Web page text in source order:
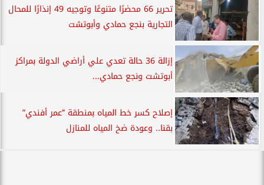
تحرير 66 محضرًا متنوعًا وتوجيه 49 إنذارًا للمحال
التجارية بنجع حمادي وأبوتشت
إزالة 36 حالة تعدي علي أراضي الدولة بمراكز
أبوتشت ونجع حمادي...
إصلاح كسر خط المياه بمنطقة ”عمر أفندي”
بقنا.. وعودة ضخ المياه للمنازل